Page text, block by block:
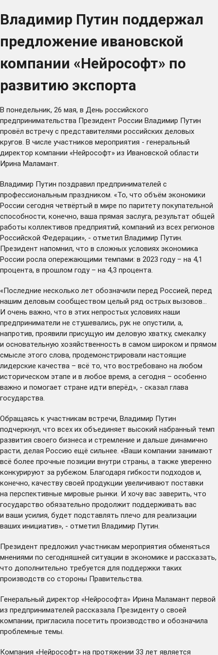
Владимир Путин поддержал
предложение ивановской
компании «Нейрософт» по
развитию экспорта
В понедельник, 26 мая, в День российского
предпринимательства Президент России Владимир Путин
провёл встречу с представителями российских деловых
кругов. В числе участников мероприятия - генеральный
директор компании «Нейрософт» из Ивановской области
Ирина Маламант.
Владимир Путин поздравил предпринимателей с
профессиональным праздником. «То, что объём экономики
России сегодня четвёртый в мире по паритету покупательной
способности, конечно, ваша прямая заслуга, результат общей
работы коллективов предприятий, компаний из всех регионов
Российской Федерации», - отметил Владимир Путин.
Президент напомнил, что в сложных условиях экономика
России росла опережающими темпами: в 2023 году – на 4,1
процента, в прошлом году – на 4,3 процента.
«Последние несколько лет обозначили перед Россией, перед
нашим деловым сообществом целый ряд острых вызовов…
И очень важно, что в этих непростых условиях наши
предприниматели не стушевались, рук не опустили, а,
напротив, проявили присущую им деловую хватку, смекалку
и основательную хозяйственность в самом широком и прямом
смысле этого слова, продемонстрировали настоящие
лидерские качества – всё то, что востребовано на любом
историческом этапе и в любое время, а сегодня – особенно
важно и помогает стране идти вперёд», - сказал глава
государства.
Обращаясь к участникам встречи, Владимир Путин
подчеркнул, что всех их объединяет высокий набранный темп
развития своего бизнеса и стремление и дальше динамично
расти, делая Россию ещё сильнее. «Ваши компании занимают
всё более прочные позиции внутри страны, а также уверенно
конкурируют за рубежом. Благодаря гибкости подходов и,
конечно, качеству своей продукции увеличивают поставки
на перспективные мировые рынки. И хочу вас заверить, что
государство обязательно продолжит поддерживать вас
и ваши усилия, будет подставлять плечо для реализации
ваших инициатив», - отметил Владимир Путин.
Президент предложил участникам мероприятия обменяться
мнениями по сегодняшней ситуации в экономике и рассказать,
что дополнительно требуется для поддержки таких
производств со стороны Правительства.
Генеральный директор «Нейрософта» Ирина Маламант первой
из предпринимателей рассказала Президенту о своей
компании, пригласила посетить производство и обозначила
проблемные темы.
Компания «Нейрософт» на протяжении 33 лет является